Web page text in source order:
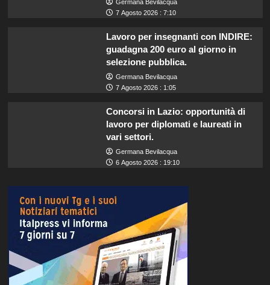
Germana Bevilacqua
7 Agosto 2026 : 7:10
Lavoro per insegnanti con INDIRE:
guadagna 200 euro al giorno in
selezione pubblica.
Germana Bevilacqua
7 Agosto 2026 : 1:05
Concorsi in Lazio: opportunità di
lavoro per diplomati e laureati in
vari settori.
Germana Bevilacqua
6 Agosto 2026 : 19:10